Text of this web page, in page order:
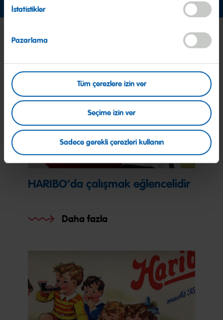
İstatistikler
Pazarlama
Tüm çerezlere izin ver
Seçime izin ver
Sadece gerekli çerezleri kullanın
HARIBO’da çalışmak eğlencelidir
Daha fazla